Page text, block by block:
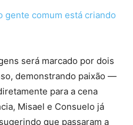
gente comum está criando
será marcado por dois
demonstrando paixão —
para a cena
Misael e Consuelo já
que passaram a